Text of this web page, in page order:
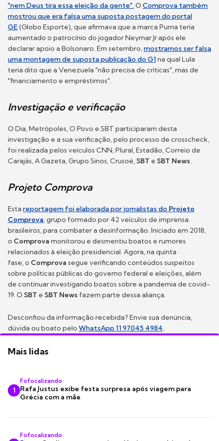
"nem Deus tira essa eleição da gente". O Comprova também
mostrou que era falsa uma suposta postagem do portal
GE (Globo Esporte), que afirmava que a marca Puma teria
aumentado o patrocínio do jogador Neymar Jr após ele
declarar apoio a Bolsonaro. Em setembro,mostramos ser falsa
uma montagem de suposta publicação do G1na qual Lula
teria dito que a Venezuela "não precisa de críticas", mas de
"financiamento e empréstimos".
Investigação e verificação
O Dia, Metrópoles, O Povo e SBT participaram desta
investigação e a sua verificação, pelo processo de crosscheck,
foi realizada pelos veículos CNN, Plural, Estadão, Correio de
Carajás, A Gazeta, Grupo Sinos, Crusoé,SBT e SBT News.
Projeto Comprova
Esta reportagem foi elaborada por jornalistas do Projeto
Comprova, grupo formado por 42 veículos de imprensa
brasileiros, para combater a desinformação. Iniciado em 2018,
o Comprova monitorou e desmentiu boatos e rumores
relacionados à eleição presidencial. Agora, na quinta
fase, o Comprova segue verificando conteúdos suspeitos
sobre políticas públicas do governo federal e eleições, além
de continuar investigando boatos sobre a pandemia de covid-
19. O SBT e SBT News fazem parte dessa aliança.
Desconfiou da informação recebida? Envie sua denúncia,
dúvida ou boato pelo WhatsApp 11 97045 4984.
Mais lidas
1
Fofocalizando
Rafa Justus exibe festa surpresa após viagem para
Grécia com a mãe
Fofocalizando